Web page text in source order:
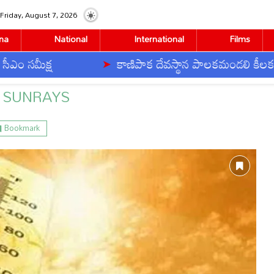
Friday, August 7, 2026
National International Films
కాణిపాక దేవస్థాన పాలకమండలి కీలక నిర్ణయాలు
SUNRAYS
Bookmark